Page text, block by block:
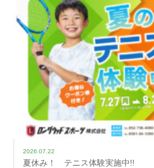
2026.07.22
夏休み！ テニス体験実施中!!